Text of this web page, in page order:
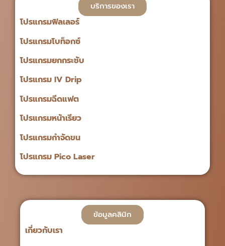
บริการของเรา
โปรแกรมฟิลเลอร์
โปรแกรมโบท็อกซ์
โปรแกรมยกกระชับ
โปรแกรม IV Drip
โปรแกรมฉีดแฟต
โปรแกรมหน้าเรียว
โปรแกรมกำจัดขน
โปรแกรม Pico Laser
ข้อมูลคลินิก
เกี่ยวกับเรา